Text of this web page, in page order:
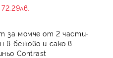
72.29лв.
за момче от 2 части-
в бежово и сако в
Contrast